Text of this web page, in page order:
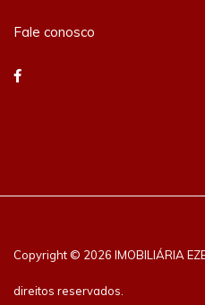
Fale conosco
Copyright © 2026 IMOBILIÁRIA
direitos reservados.